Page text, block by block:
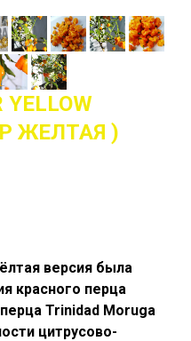
YELLOW
ЖЕЛТАЯ )
версия была
красного перца
Trinidad Moruga
цитрусово-